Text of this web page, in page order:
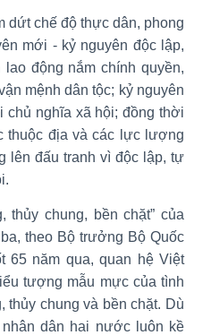
dứt chế độ thực dân, phong
mới - kỷ nguyên độc lập,
động nắm chính quyền,
mệnh dân tộc; kỷ nguyên
chủ nghĩa xã hội; đồng thời
thuộc địa và các lực lượng
lên đấu tranh vì độc lập, tự
thủy chung, bền chặt” của
theo Bộ trưởng Bộ Quốc
65 năm qua, quan hệ Việt
tượng mẫu mực của tình
thủy chung và bền chặt. Dù
dân hai nước luôn kề